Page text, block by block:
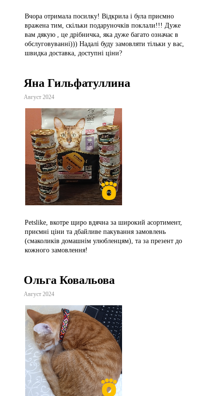
Вчора отримала посилку! Відкрила і була приємно
вражена тим, скільки подаруночків поклали!!! Дуже
вам дякую , це дрібничка, яка дуже багато означає в
обслуговуванні))) Надалі буду замовляти тільки у вас,
швидка доставка, доступні ціни?
Яна Гильфатуллина
Август 2024
Petslike, вкотре щиро вдячна за широкий асортимент,
приємні ціни та дбайливе пакування замовлень
(смаколиків домашнім улюбленцям), та за презент до
кожного замовлення!
Ольга Ковальова
Август 2024